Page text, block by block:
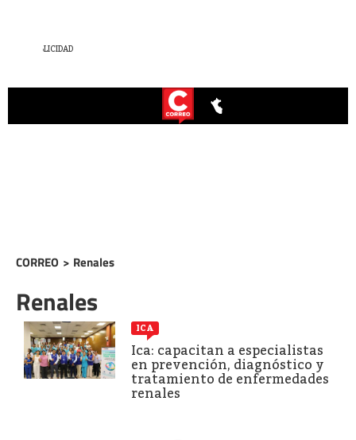
CORREO > Renales
Renales
ICA
Ica: capacitan a especialistas
en prevención, diagnóstico y
tratamiento de enfermedades
renales